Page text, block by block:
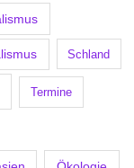
Schland
Termine